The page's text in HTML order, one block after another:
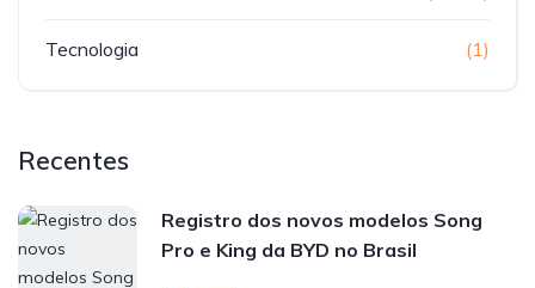
Tecnologia (1)
Recentes
Registro dos novos modelos Song
Pro e King da BYD no Brasil